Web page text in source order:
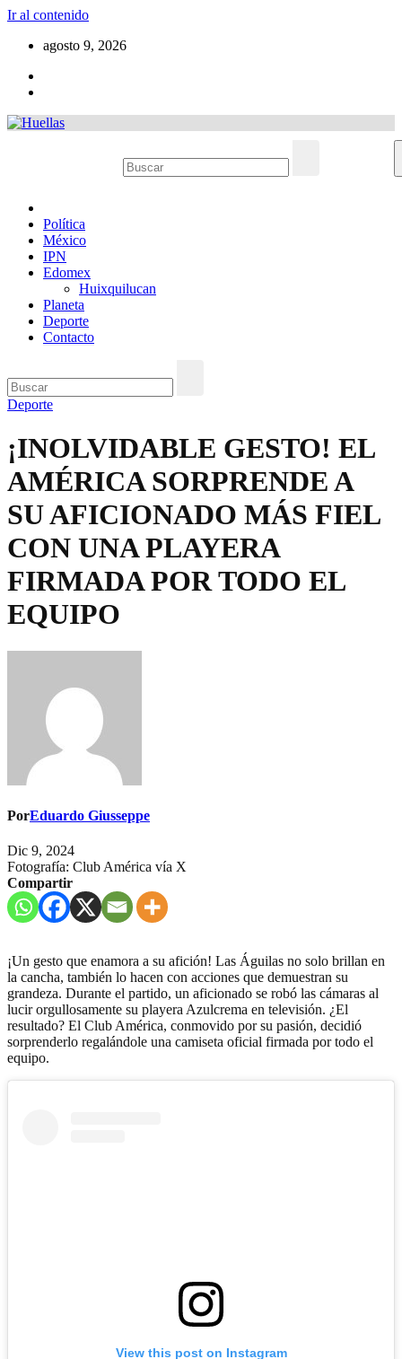
Ir al contenido
agosto 9, 2026
Política
México
IPN
Edomex
Huixquilucan
Planeta
Deporte
Contacto
Deporte
¡INOLVIDABLE GESTO! EL
AMÉRICA SORPRENDE A
SU AFICIONADO MÁS FIEL
CON UNA PLAYERA
FIRMADA POR TODO EL
EQUIPO
PorEduardo Giusseppe
Dic 9, 2024
Fotografía: Club América vía X
Compartir
¡Un gesto que enamora a su afición! Las Águilas no solo brillan en
la cancha, también lo hacen con acciones que demuestran su
grandeza. Durante el partido, un aficionado se robó las cámaras al
lucir orgullosamente su playera Azulcrema en televisión. ¿El
resultado? El Club América, conmovido por su pasión, decidió
sorprenderlo regalándole una camiseta oficial firmada por todo el
equipo.
View this post on Instagram